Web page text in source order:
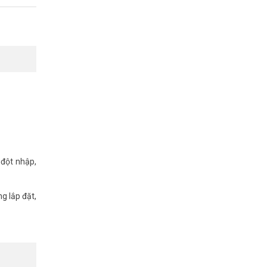
giám sát.
nhập,
lắp đặt,